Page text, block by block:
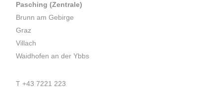
Pasching (Zentrale)
Brunn am Gebirge
Graz
Villach
Waidhofen an der Ybbs
T +43 7221 223